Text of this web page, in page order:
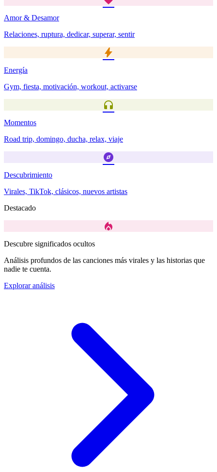
Amor & Desamor
Relaciones, ruptura, dedicar, superar, sentir
bolt
Energía
Gym, fiesta, motivación, workout, activarse
headphones
Momentos
Road trip, domingo, ducha, relax, viaje
explore
Descubrimiento
Virales, TikTok, clásicos, nuevos artistas
Destacado
local_fire_department
Descubre significados ocultos
Análisis profundos de las canciones más virales y las historias que
nadie te cuenta.
Explorar análisis